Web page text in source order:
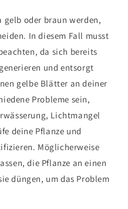
oder braun werden,
In diesem Fall musst
da sich bereits
und entsorgt
gelbe Blätter an deiner
Probleme sein,
Lichtmangel
deine Pflanze und
Möglicherweise
die Pflanze an einen
düngen, um das Problem